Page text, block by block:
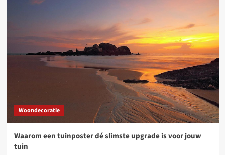
Woondecoratie
Waarom een tuinposter dé slimste upgrade is voor jouw
tuin